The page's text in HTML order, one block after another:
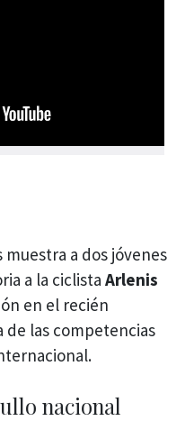
a dos jóvenes
a la ciclista Arlenis
en el recién
de las competencias
nacional